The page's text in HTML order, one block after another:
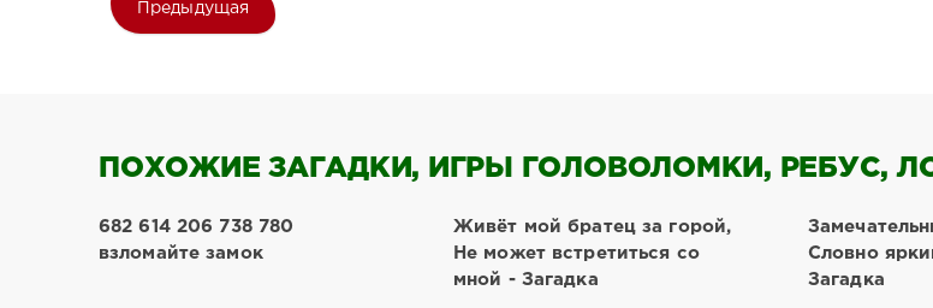
Предыдущая
ПОХОЖИЕ ЗАГАДКИ, ИГРЫ ГОЛОВОЛОМКИ, РЕБУС,
682 614 206 738 780
взломайте замок
Живёт мой братец за горой,
Не может встретиться со
мной - Загадка
Словно
Загадка